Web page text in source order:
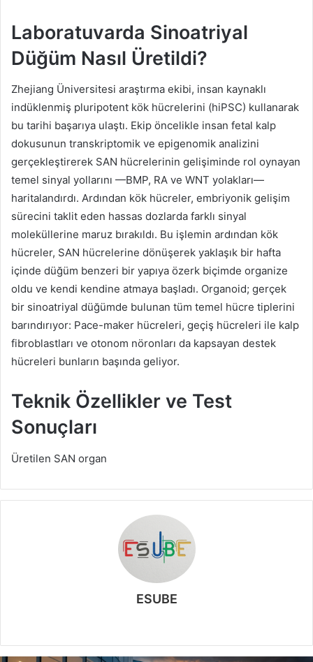
Laboratuvarda Sinoatriyal
Düğüm Nasıl Üretildi?
Zhejiang Üniversitesi araştırma ekibi, insan kaynaklı
indüklenmiş pluripotent kök hücrelerini (hiPSC) kullanarak
bu tarihi başarıya ulaştı. Ekip öncelikle insan fetal kalp
dokusunun transkriptomik ve epigenomik analizini
gerçekleştirerek SAN hücrelerinin gelişiminde rol oynayan
temel sinyal yollarını —BMP, RA ve WNT yolakları—
haritalandırdı. Ardından kök hücreler, embriyonik gelişim
sürecini taklit eden hassas dozlarda farklı sinyal
moleküllerine maruz bırakıldı. Bu işlemin ardından kök
hücreler, SAN hücrelerine dönüşerek yaklaşık bir hafta
içinde düğüm benzeri bir yapıya özerk biçimde organize
oldu ve kendi kendine atmaya başladı. Organoid; gerçek
bir sinoatriyal düğümde bulunan tüm temel hücre tiplerini
barındırıyor: Pace-maker hücreleri, geçiş hücreleri ile kalp
fibroblastları ve otonom nöronları da kapsayan destek
hücreleri bunların başında geliyor.
Teknik Özellikler ve Test
Sonuçları
Üretilen SAN organ
ESUBE
b